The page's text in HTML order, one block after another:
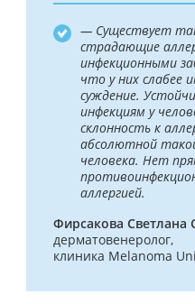
— Существует
страдающие
инфекционными
что у них
суждение.
инфекциям у
склонность к
абсолютной
человека. Нет
аллергией.
Фирсакова Светлана
дерматовенеролог,
клиника Melanoma